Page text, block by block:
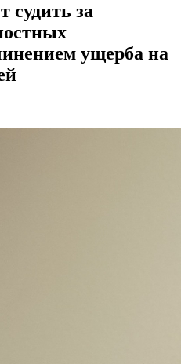
судить за
ущерба на